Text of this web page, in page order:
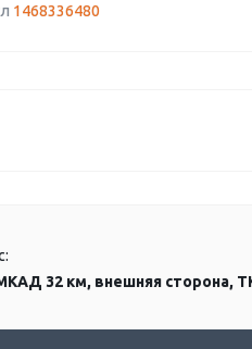
1468336480
32 км, внешняя сторона,